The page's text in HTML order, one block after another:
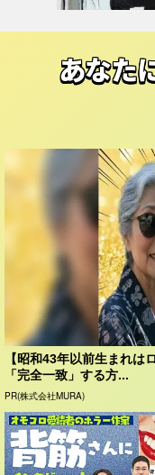
あなた
【昭和43年以前生まれは
「完全一致」する方...
PR(株式会社MURA)